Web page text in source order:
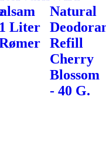
Liter
Natural
Refill
Cherry
Blossom
- 40 G.